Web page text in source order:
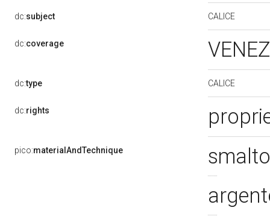
dc:subject CALICE
dc:coverage
dc:type CALICE
dc:rights
pico:materialAndTechnique